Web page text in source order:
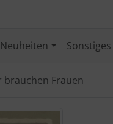
Neuheiten Sonstiges
brauchen Frauen
" und "Vor-